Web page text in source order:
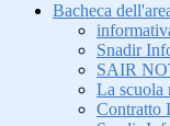
Bacheca
Snadir
SAIR
La scuola
Contratto